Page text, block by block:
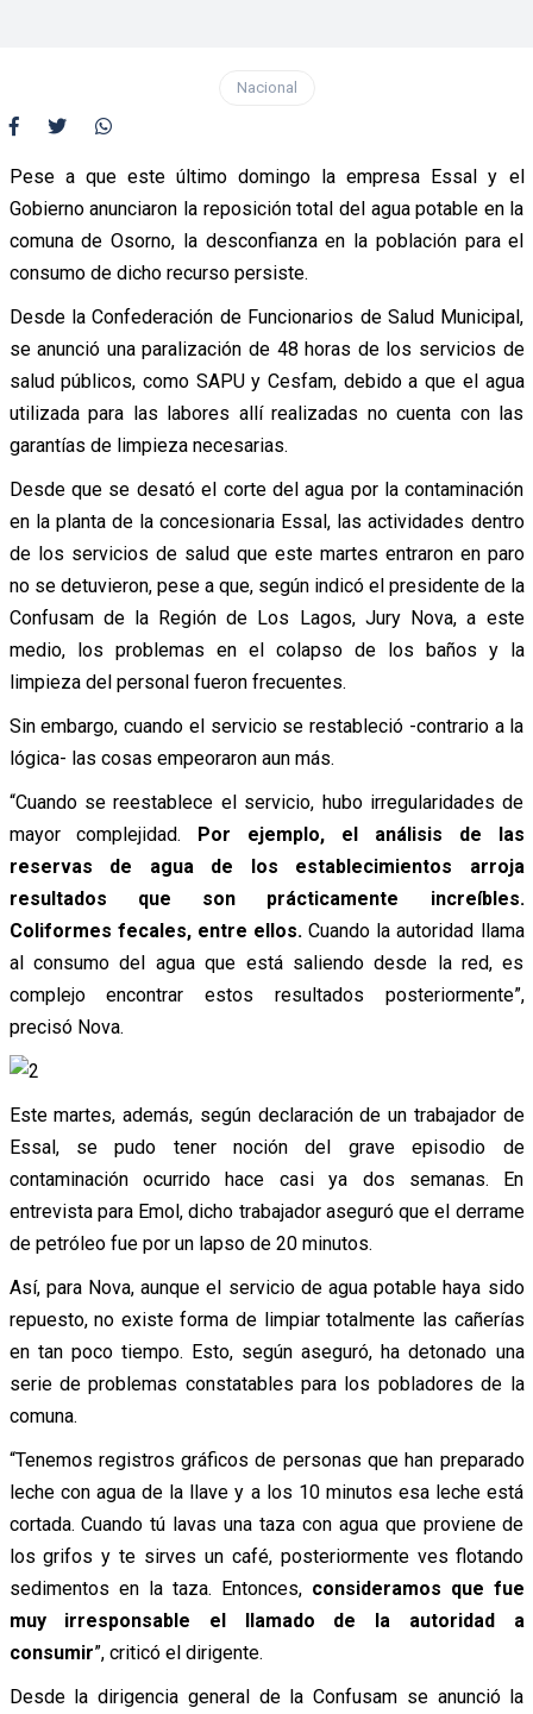
Nacional
Pese a que este último domingo la empresa Essal y el
Gobierno anunciaron la reposición total del agua potable en la
comuna de Osorno, la desconfianza en la población para el
consumo de dicho recurso persiste.
Desde la Confederación de Funcionarios de Salud Municipal,
se anunció una paralización de 48 horas de los servicios de
salud públicos, como SAPU y Cesfam, debido a que el agua
utilizada para las labores allí realizadas no cuenta con las
garantías de limpieza necesarias.
Desde que se desató el corte del agua por la contaminación
en la planta de la concesionaria Essal, las actividades dentro
de los servicios de salud que este martes entraron en paro
no se detuvieron, pese a que, según indicó el presidente de la
Confusam de la Región de Los Lagos, Jury Nova, a este
medio, los problemas en el colapso de los baños y la
limpieza del personal fueron frecuentes.
Sin embargo, cuando el servicio se restableció -contrario a la
lógica- las cosas empeoraron aun más.
“Cuando se reestablece el servicio, hubo irregularidades de
mayor complejidad. Por ejemplo, el análisis de las
reservas de agua de los establecimientos arroja
resultados que son prácticamente increíbles.
Coliformes fecales, entre ellos. Cuando la autoridad llama
al consumo del agua que está saliendo desde la red, es
complejo encontrar estos resultados posteriormente”,
precisó Nova.
Este martes, además, según declaración de un trabajador de
Essal, se pudo tener noción del grave episodio de
contaminación ocurrido hace casi ya dos semanas. En
entrevista para Emol, dicho trabajador aseguró que el derrame
de petróleo fue por un lapso de 20 minutos.
Así, para Nova, aunque el servicio de agua potable haya sido
repuesto, no existe forma de limpiar totalmente las cañerías
en tan poco tiempo. Esto, según aseguró, ha detonado una
serie de problemas constatables para los pobladores de la
comuna.
“Tenemos registros gráficos de personas que han preparado
leche con agua de la llave y a los 10 minutos esa leche está
cortada. Cuando tú lavas una taza con agua que proviene de
los grifos y te sirves un café, posteriormente ves flotando
sedimentos en la taza. Entonces, consideramos que fue
muy irresponsable el llamado de la autoridad a
consumir”, criticó el dirigente.
Desde la dirigencia general de la Confusam se anunció la